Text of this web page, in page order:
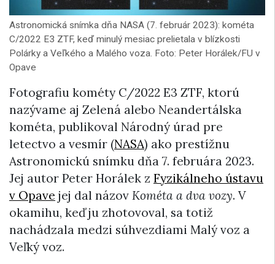
Astronomická snímka dňa NASA (7. február 2023): kométa
C/2022 E3 ZTF, keď minulý mesiac prelietala v blízkosti
Polárky a Veľkého a Malého voza. Foto: Peter Horálek/FU v
Opave
Fotografiu kométy C/2022 E3 ZTF, ktorú
nazývame aj Zelená alebo Neandertálska
kométa, publikoval Národný úrad pre
letectvo a vesmír (NASA) ako prestížnu
Astronomickú snímku dňa 7. februára 2023.
Jej autor Peter Horálek z Fyzikálneho ústavu
v Opave jej dal názov Kométa a dva vozy. V
okamihu, keď ju zhotovoval, sa totiž
nachádzala medzi súhvezdiami Malý voz a
Veľký voz.